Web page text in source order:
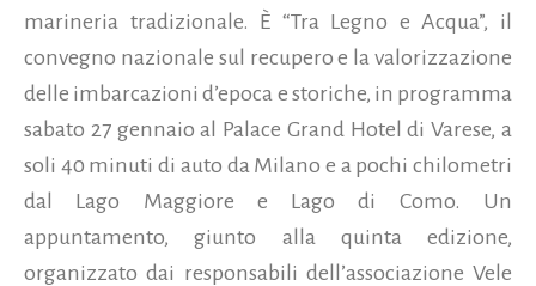
marineria tradizionale. È “Tra Legno e Acqua”, il
convegno nazionale sul recupero e la valorizzazione
delle imbarcazioni d’epoca e storiche, in programma
sabato 27 gennaio al Palace Grand Hotel di Varese, a
soli 40 minuti di auto da Milano e a pochi chilometri
dal Lago Maggiore e Lago di Como. Un
appuntamento, giunto alla quinta edizione,
organizzato dai responsabili dell’associazione Vele